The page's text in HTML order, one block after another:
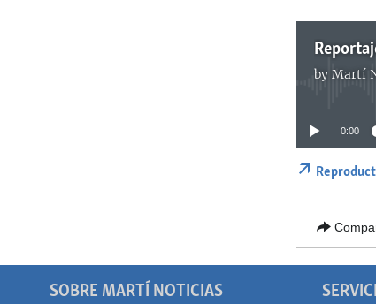
byMartí
0:00
SOBRE MARTÍ NOTICIAS